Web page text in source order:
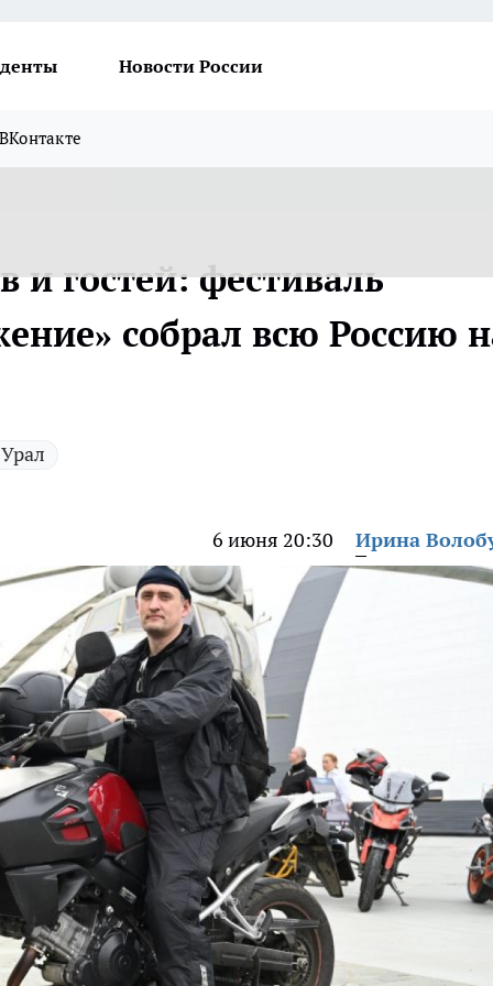
Новости России
и гостей: фестиваль
собрал всю Россию
Урал
6 июня 20:30 Ирина